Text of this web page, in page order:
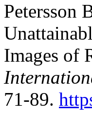
Petersson
Images of
71-89.